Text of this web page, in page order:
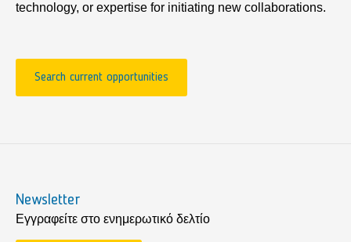
technology, or expertise for initiating new collaborations.
Search current opportunities
Newsletter
Εγγραφείτε στο ενημερωτικό δελτίο